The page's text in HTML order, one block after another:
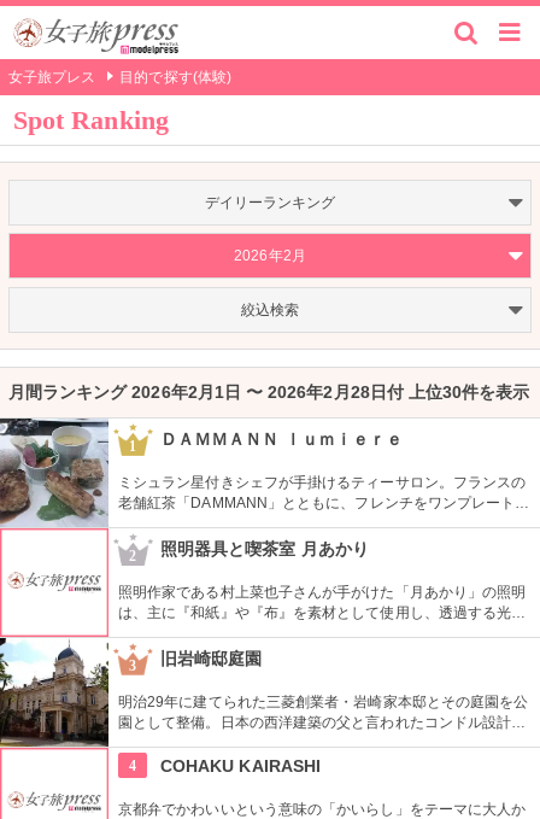
女子旅プレス 目的で探す(体験)
Spot Ranking
デイリーランキング
2026年2月
絞込検索
月間ランキング 2026年2月1日 〜 2026年2月28日付 上位30件を表示
1 ＤＡＭＭＡＮＮ ｌｕｍｉｅｒｅ
ミシュラン星付きシェフが手掛けるティーサロン。フランスの
老舗紅茶「DAMMANN」とともに、フレンチをワンプレートで
堪能できる。１日６０食限定のワンプレートランチ1890円は、
週替わりでメニューが変わり、ひとつひとつに手間暇かけら
れ、絶品！
2 照明器具と喫茶室 月あかり
照明作家である村上菜也子さんが手がけた「月あかり」の照明
は、主に『和紙』や『布』を素材として使用し、透過する光は
やわらかく空間を照らしつつも、オブジェとしての独特の存在
感も持っている。オーダーの場合、予算、インテリア・用途に
応じてデザイン制作してくれる。喫茶室もあり、スイーツやコ
ーヒーが楽しめる。
3 旧岩崎邸庭園
明治29年に建てられた三菱創業者・岩崎家本邸とその庭園を公
園として整備。日本の西洋建築の父と言われたコンドル設計の
洋館や撞球室は本格的な西洋木造建築で見応えたっぷり。重要
文化財にもなっている。
4 COHAKU KAIRASHI
京都弁でかわいいという意味の「かいらし」をテーマに大人か